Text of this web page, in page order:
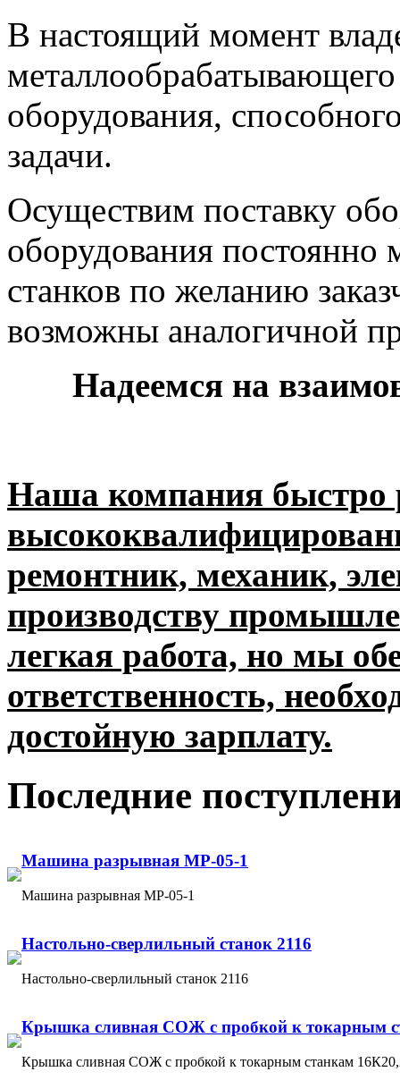
В настоящий момент
оборудования,
задачи.
Осуществим поставку
оборудования постоянно
станков по желанию
возможны аналогичной
Надеемся на
Наша компания быстро
ремонтник, механик,
производству
легкая работа, но мы
ответственность,
достойную зарплату.
Последние
Машина разрывная МР-05-1
Машина разрывная МР-05-1
Настольно-сверлильный станок 2116
Настольно-сверлильный станок 2116
Крышка сливная СОЖ с пробкой к токарным
Крышка сливная СОЖ с пробкой к токарным станкам